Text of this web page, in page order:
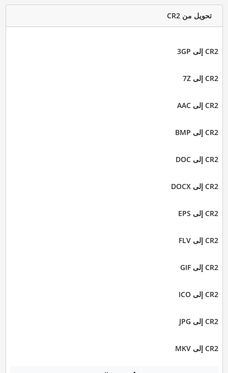
تحويل من CR2
CR2 إلى 3GP
CR2 إلى 7Z
CR2 إلى AAC
CR2 إلى BMP
CR2 إلى DOC
CR2 إلى DOCX
CR2 إلى EPS
CR2 إلى FLV
CR2 إلى GIF
CR2 إلى ICO
CR2 إلى JPG
CR2 إلى MKV